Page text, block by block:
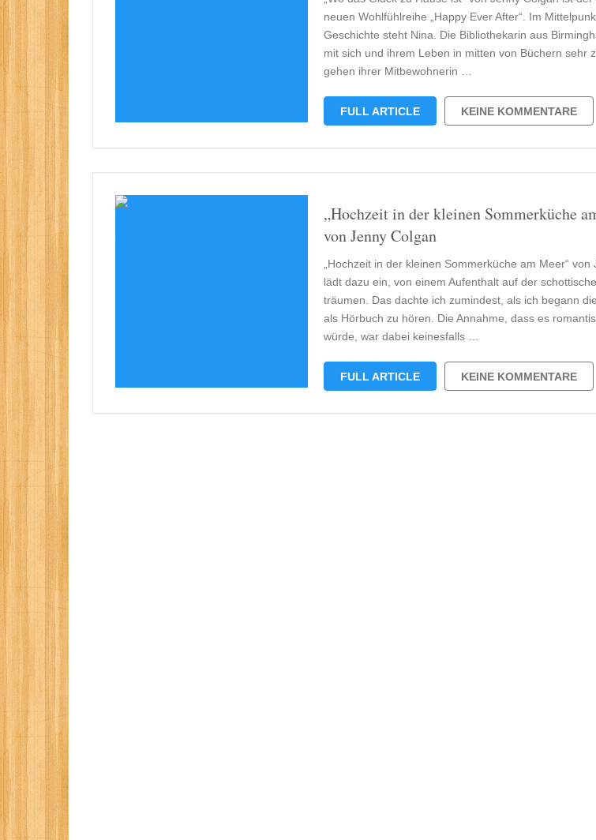
neuen Wohlfühlreihe „Happy Ever After“. Im
Geschichte steht Nina. Die Bibliothekarin aus
mit sich und ihrem Leben in mitten von Büchern sehr
gehen ihrer Mitbewohnerin …
FULL ARTICLE KEINE KOMMENTARE
„Hochzeit in der kleinen Sommerküche
von Jenny Colgan
„Hochzeit in der kleinen Sommerküche am Meer“ von
lädt dazu ein, von einem Aufenthalt auf der
träumen. Das dachte ich zumindest, als ich begann
als Hörbuch zu hören. Die Annahme, dass es
würde, war dabei keinesfalls …
FULL ARTICLE KEINE KOMMENTARE